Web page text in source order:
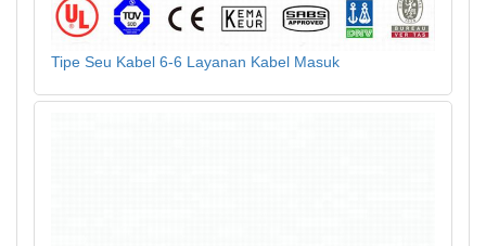
Tipe Seu Kabel 6-6 Layanan Kabel Masuk